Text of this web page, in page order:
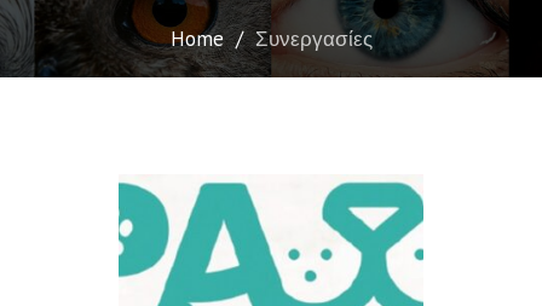
Home / Συνεργασίες